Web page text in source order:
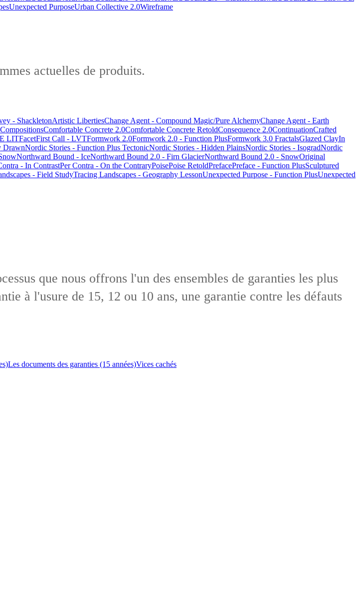
Unexpected PurposeUrban Collective 2.0Wireframe
actuelles de produits.
- ShackletonArtistic LibertiesChange Agent - Compound Magic/Pure AlchemyChange Agent - Earth
Comfortable Concrete 2.0Comfortable Concrete RetoldConsequence 2.0ContinuationCrafted
LITFacetFirst Call - LVTFormwork 2.0Formwork 2.0 - Function PlusFormwork 3.0 FractalsGlazed ClayIn
DrawnNordic Stories - Function Plus TectonicNordic Stories - Hidden PlainsNordic Stories - IsogradNordic
Northward Bound - IceNorthward Bound 2.0 - Firn GlacierNorthward Bound 2.0 - SnowOriginal
- In ContrastPer Contra - On the ContraryPoisePoise RetoldPrefacePreface - Function PlusSculptured
- Field StudyTracing Landscapes - Geography LessonUnexpected Purpose - Function PlusUnexpected
que nous offrons l'un des ensembles de garanties les plus
à l'usure de 15, 12 ou 10 ans, une garantie contre les défauts
Les documents des garanties (15 années)Vices cachés